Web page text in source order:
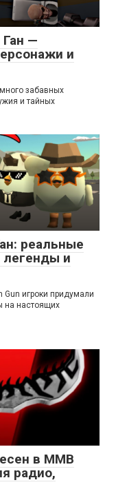
Ган —
и
забавных
и тайных
реальные
и
игроки придумали
на настоящих
в ММВ
радио,